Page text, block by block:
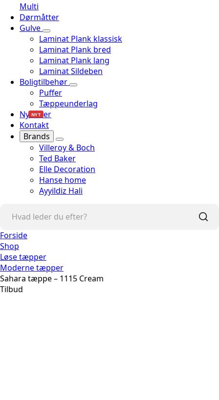
Multi
Dørmåtter
Gulve
Laminat Plank klassisk
Laminat Plank bred
Laminat Plank lang
Laminat Sildeben
Boligtilbehør
Puffer
Tæppeunderlag
Nyheder
NYT
Kontakt
Brands
Villeroy & Boch
Ted Baker
Elle Decoration
Hanse home
Ayyildiz Hali
Forside
Shop
Løse tæpper
Moderne tæpper
Sahara tæppe – 1115 Cream
Tilbud